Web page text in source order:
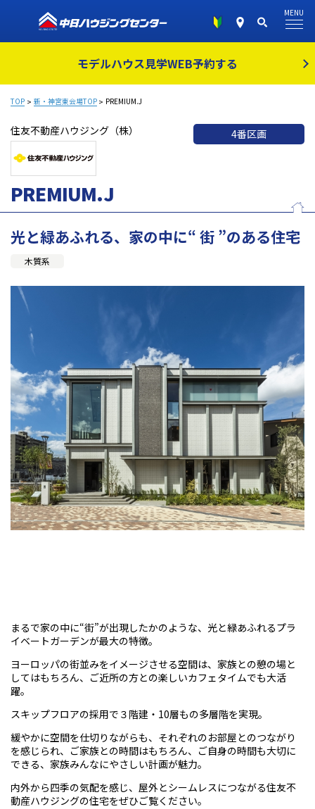
モデルハウス見学WEB予約する
MENU
TOP 新・神宮東会場TOP PREMIUM.J
住友不動産ハウジング（株） 4番区画
PREMIUM.J
光と緑あふれる、家の中に“ 街 ”のある住宅
木質系
まるで家の中に“街”が出現したかのような、光と緑あふれるプラ
イベートガーデンが最大の特徴。
ヨーロッパの街並みをイメージさせる空間は、家族との憩の場と
してはもちろん、ご近所の方との楽しいカフェタイムでも大活
躍。
スキップフロアの採用で３階建・10層もの多層階を実現。
緩やかに空間を仕切りながらも、それぞれのお部屋とのつながり
を感じられ、ご家族との時間はもちろん、ご自身の時間も大切に
できる、家族みんなにやさしい計画が魅力。
内外から四季の気配を感じ、屋外とシームレスにつながる住友不
動産ハウジングの住宅をぜひご覧ください。